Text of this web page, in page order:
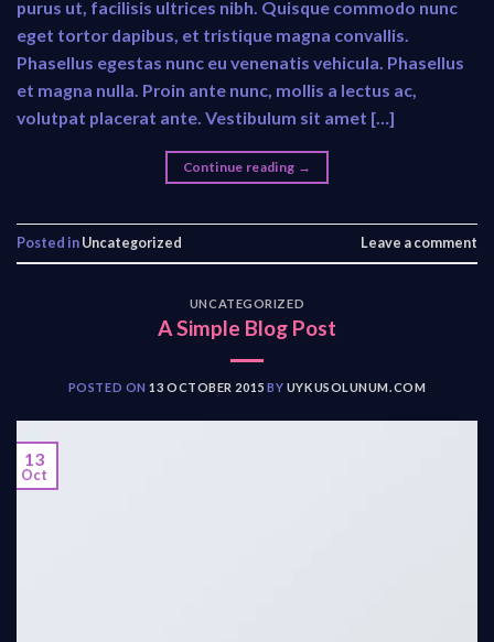
purus ut, facilisis ultrices nibh. Quisque commodo nunc
eget tortor dapibus, et tristique magna convallis.
Phasellus egestas nunc eu venenatis vehicula. Phasellus
et magna nulla. Proin ante nunc, mollis a lectus ac,
volutpat placerat ante. Vestibulum sit amet […]
Continue reading →
Posted inUncategorized Leave a comment
UNCATEGORIZED
A Simple Blog Post
POSTED ON13 OCTOBER 2015 BY UYKUSOLUNUM.COM
13
Oct